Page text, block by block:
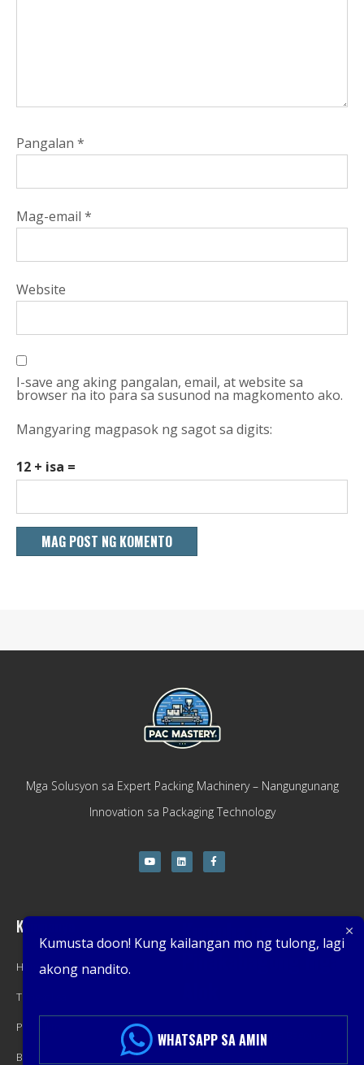
Pangalan *
Mag-email *
Website
I-save ang aking pangalan, email, at website sa
browser na ito para sa susunod na magkomento ako.
Mangyaring magpasok ng sagot sa digits:
12 + isa =
Mga Solusyon sa Expert Packing Machinery – Nangungunang
Innovation sa Packaging Technology
Kumpanya
Home
Tungkol sa
Produkto
Blog
Kumuha ng
Pinakabagong Mga
Mga Promosyon, Mga Bagong
Produkto, Mga Alok, at Mga Benta.
Kumusta doon! Kung kailangan mo ng tulong, lagi
akong nandito.
WHATSAPP SA AMIN